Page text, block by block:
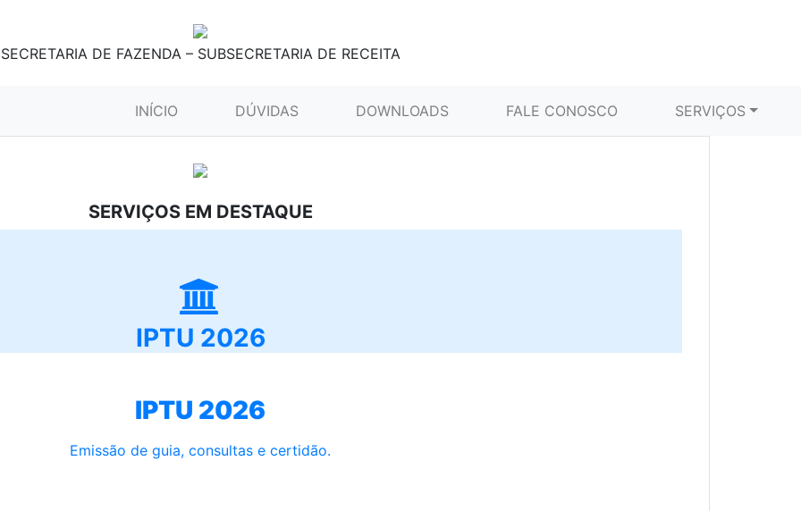
SECRETARIA DE FAZENDA – SUBSECRETARIA DE RECEITA
INÍCIO (CURRENT)DÚVIDAS DOWNLOADS FALE CONOSCO SERVIÇOS
SERVIÇOS EM DESTAQUE
IPTU 2026
IPTU 2026
Emissão de guia, consultas e certidão.